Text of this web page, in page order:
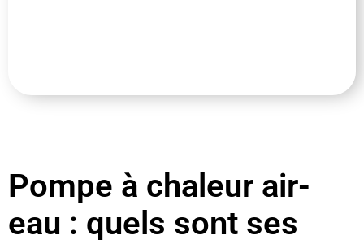
Pompe à chaleur air-
eau : quels sont ses